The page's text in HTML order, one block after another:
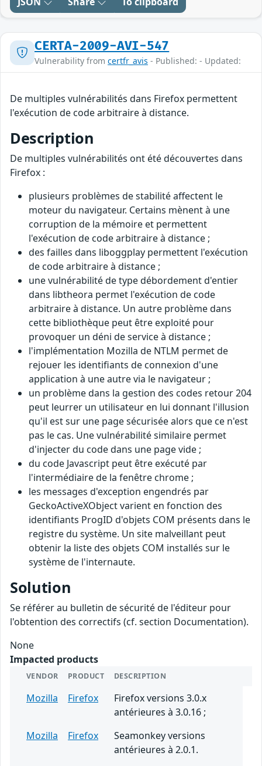
CERTA-2009-AVI-547
Vulnerability from certfr_avis - Published: - Updated:
De multiples vulnérabilités dans Firefox permettent
l'exécution de code arbitraire à distance.
Description
De multiples vulnérabilités ont été découvertes dans
Firefox :
plusieurs problèmes de stabilité affectent le
moteur du navigateur. Certains mènent à une
corruption de la mémoire et permettent
l'exécution de code arbitraire à distance ;
des failles dans liboggplay permettent l'exécution
de code arbitraire à distance ;
une vulnérabilité de type débordement d'entier
dans libtheora permet l'exécution de code
arbitraire à distance. Un autre problème dans
cette bibliothèque peut être exploité pour
provoquer un déni de service à distance ;
l'implémentation Mozilla de NTLM permet de
rejouer les identifiants de connexion d'une
application à une autre via le navigateur ;
un problème dans la gestion des codes retour 204
peut leurrer un utilisateur en lui donnant l'illusion
qu'il est sur une page sécurisée alors que ce n'est
pas le cas. Une vulnérabilité similaire permet
d'injecter du code dans une page vide ;
du code Javascript peut être exécuté par
l'intermédiaire de la fenêtre chrome ;
les messages d'exception engendrés par
GeckoActiveXObject varient en fonction des
identifiants ProgID d'objets COM présents dans le
registre du système. Un site malveillant peut
obtenir la liste des objets COM installés sur le
système de l'internaute.
Solution
Se référer au bulletin de sécurité de l'éditeur pour
l'obtention des correctifs (cf. section Documentation).
None
Impacted products
VENDOR PRODUCT DESCRIPTION
Mozilla Firefox
Firefox versions 3.0.x
antérieures à 3.0.16 ;
Mozilla
Firefox
Seamonkey versions
antérieures à 2.0.1.